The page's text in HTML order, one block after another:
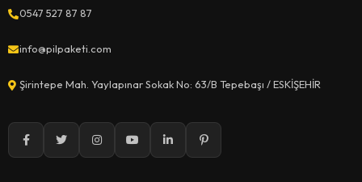
0547 527 87 87
info@pilpaketi.com
Şirintepe Mah. Yaylapınar Sokak No: 63/B Tepebaşı / ESKİŞEHİR